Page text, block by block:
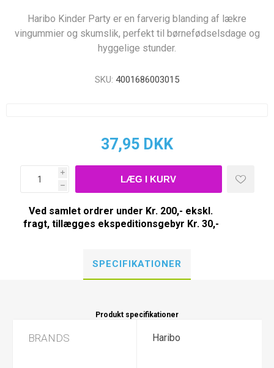
Haribo Kinder Party er en farverig blanding af lækre
vingummier og skumslik, perfekt til børnefødselsdage og
hyggelige stunder.
SKU: 4001686003015
37,95 DKK
i
h
Ved samlet ordrer under Kr. 200,- ekskl.
fragt, tillægges ekspeditionsgebyr Kr. 30,-
SPECIFIKATIONER
Produkt specifikationer
BRANDS Haribo